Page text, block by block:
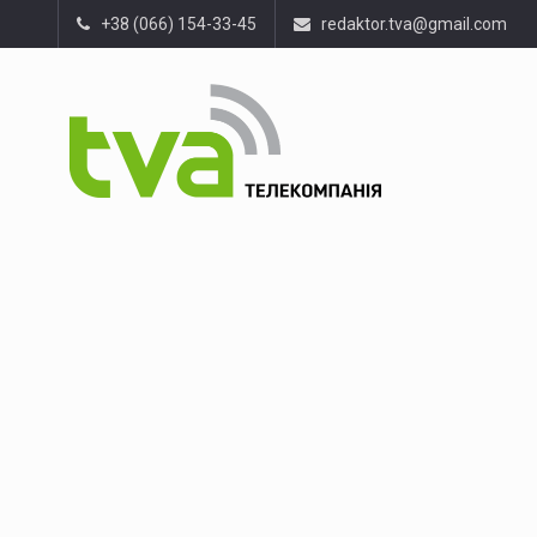
+38 (066) 154-33-45 redaktor.tva@gmail.com